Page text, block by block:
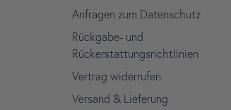
Anfragen zum Datenschutz
Rückgabe- und
Rückerstattungsrichtlinien
Vertrag widerrufen
Versand & Lieferung